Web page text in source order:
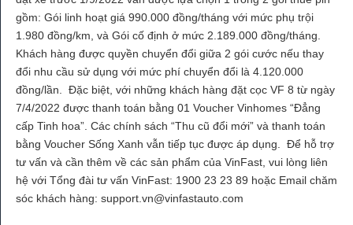
gồm: Gói linh hoạt giá 990.000 đồng/tháng với mức phụ trội
1.980 đồng/km, và Gói cố định ở mức 2.189.000 đồng/tháng.
Khách hàng được quyền chuyển đổi giữa 2 gói cước nếu thay
đổi nhu cầu sử dụng với mức phí chuyển đổi là 4.120.000
đồng/lần. Đặc biệt, với những khách hàng đặt cọc VF 8 từ ngày
7/4/2022 được thanh toán bằng 01 Voucher Vinhomes “Đẳng
cấp Tinh hoa”. Các chính sách “Thu cũ đổi mới” và thanh toán
bằng Voucher Sống Xanh vẫn tiếp tục được áp dụng. Để hỗ trợ
tư vấn và cần thêm về các sản phẩm của VinFast, vui lòng liên
hệ với Tổng đài tư vấn VinFast: 1900 23 23 89 hoặc Email chăm
sóc khách hàng: support.vn@vinfastauto.com